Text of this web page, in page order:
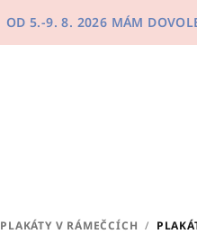
OD 5.-9. 8. 2026 MÁM
PLAKÁTY V RÁMEČCÍCH /